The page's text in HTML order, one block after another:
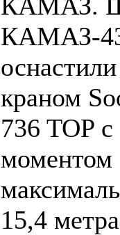
КАМАЗ-
краном
736 TOP
15,4